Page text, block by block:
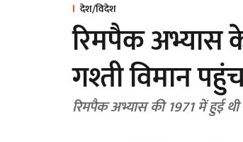
देश/विदेश
रिमपैक अभ्यास
गश्ती विमान
रिमपैक अभ्यास की 1971 में हुई